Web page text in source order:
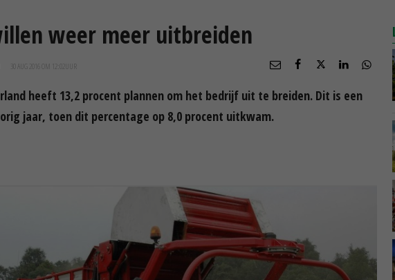
weer meer uitbreiden
30 AUG 2016 OM 12:02
heeft 13,2 procent plannen om het bedrijf uit te breiden. Dit is een
jaar, toen dit percentage op 8,0 procent uitkwam.